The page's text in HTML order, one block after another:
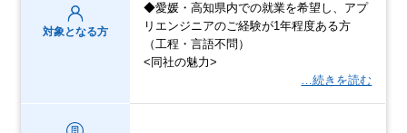
対象となる方
◆愛媛・高知県内での就業を希望し、アプ
リエンジニアのご経験が1年程度ある方
（工程・言語不問）
<同社の魅力>
…続きを読む